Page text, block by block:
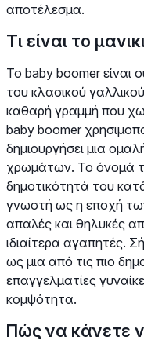
αποτέλεσμα.
Τι είναι το
Το baby boomer είναι
του κλασικού
καθαρή γραμμή που
baby boomer
δημιουργήσει μια
χρωμάτων. Το όνομά
δημοτικότητά του
γνωστή ως η εποχή
απαλές και θηλυκές
ιδιαίτερα αγαπητές.
ως μια από τις πιο
επαγγελματίες
κομψότητα.
Πώς να κάνετε